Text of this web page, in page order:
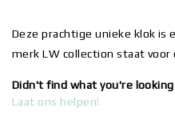
Deze prachtige unieke klok is
merk LW collection staat
Didn't find what you're
Laat ons helpen!